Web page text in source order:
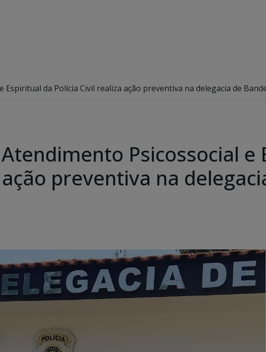
da Polícia Civil realiza ação preventiva na delegacia de
Psicossocial e
preventiva na